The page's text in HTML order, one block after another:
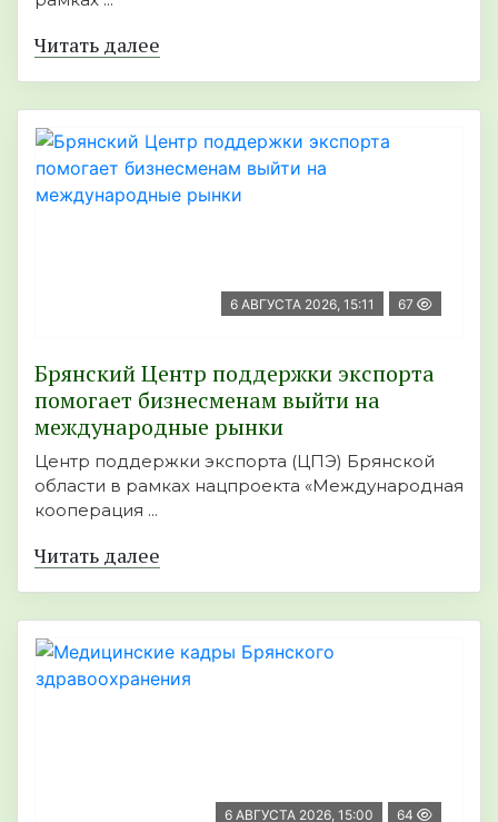
Читать далее
6 АВГУСТА 2026, 15:11 67
Брянский Центр поддержки экспорта
помогает бизнесменам выйти на
международные рынки
Центр поддержки экспорта (ЦПЭ) Брянской
области в рамках нацпроекта «Международная
кооперация ...
Читать далее
6 АВГУСТА 2026, 15:00 64